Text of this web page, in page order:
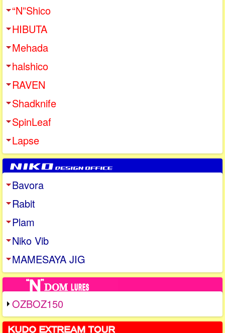
“N”Shico
HIBUTA
Mehada
halshico
RAVEN
Shadknife
SpinLeaf
Lapse
Bavora
Rabit
Plam
Niko Vib
MAMESAYA JIG
OZBOZ150